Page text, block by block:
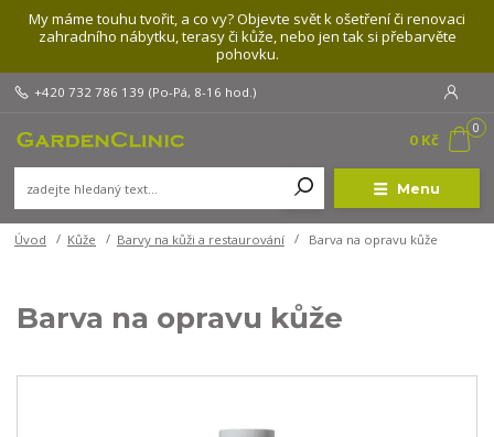
My máme touhu tvořit, a co vy? Objevte svět k ošetření či renovaci
zahradního nábytku, terasy či kůže, nebo jen tak si přebarvěte
pohovku.
Menu
+420 732 786 139 (Po-Pá, 8-16 hod.)
0
0 Kč
Úvod Kůže Barvy na kůži a restaurování Barva na opravu kůže
Barva na opravu kůže